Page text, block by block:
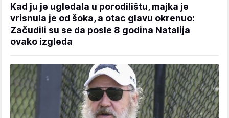
Kad ju je ugledala u porodilištu, majka je
vrisnula je od šoka, a otac glavu okrenuo:
Začudili su se da posle 8 godina Natalija
ovako izgleda